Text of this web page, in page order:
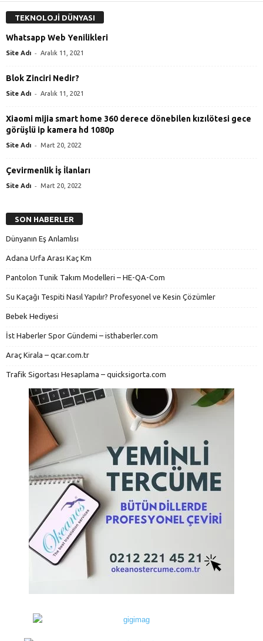
TEKNOLOJİ DÜNYASI
Whatsapp Web Yenilikleri
Site Adı - Aralık 11, 2021
Blok Zinciri Nedir?
Site Adı - Aralık 11, 2021
Xiaomi mijia smart home 360 derece dönebilen kızılötesi gece
görüşlü ip kamera hd 1080p
Site Adı - Mart 20, 2022
Çevirmenlik İş İlanları
Site Adı - Mart 20, 2022
SON HABERLER
Dünyanın Eş Anlamlısı
Adana Urfa Arası Kaç Km
Pantolon Tunik Takım Modelleri – HE-QA-Com
Su Kaçağı Tespiti Nasıl Yapılır? Profesyonel ve Kesin Çözümler
Bebek Hediyesi
İst Haberler Spor Gündemi – isthaberler.com
Araç Kirala – qcar.com.tr
Trafik Sigortası Hesaplama – quicksigorta.com